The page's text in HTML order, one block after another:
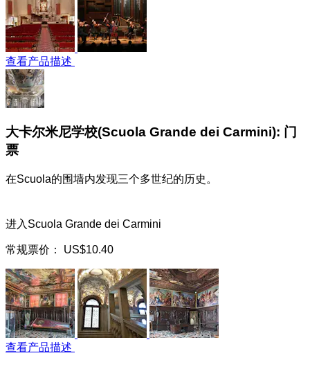
查看产品描述
大卡尔米尼学校(Scuola Grande dei Carmini): 门
票
在Scuola的围墙内发现三个多世纪的历史。
进入Scuola Grande dei Carmini
常规票价： US$10.40
查看产品描述